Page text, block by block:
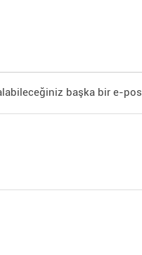
alabileceğiniz başka bir e-